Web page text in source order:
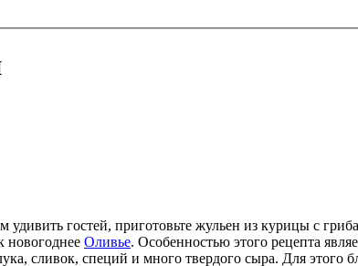
гостей, приготовьте жульен из курицы с
новогоднее Оливье. Особенностью этого рецепта
сливок, специй и много твердого сыра. Для